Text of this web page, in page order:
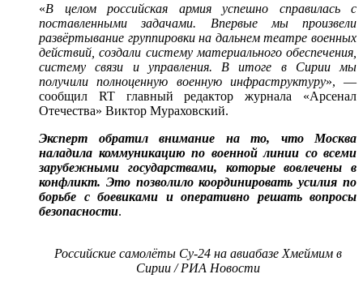
«В целом российская армия успешно справилась с
поставленными задачами. Впервые мы произвели
развёртывание группировки на дальнем театре военных
действий, создали систему материального обеспечения,
систему связи и управления. В итоге в Сирии мы
получили полноценную военную инфраструктуру», —
сообщил RT главный редактор журнала «Арсенал
Отечества» Виктор Мураховский.
Эксперт обратил внимание на то, что Москва
наладила коммуникацию по военной линии со всеми
зарубежными государствами, которые вовлечены в
конфликт. Это позволило координировать усилия по
борьбе с боевиками и оперативно решать вопросы
безопасности.
Российские самолёты Су-24 на авиабазе Хмеймим в
Сирии / РИА Новости